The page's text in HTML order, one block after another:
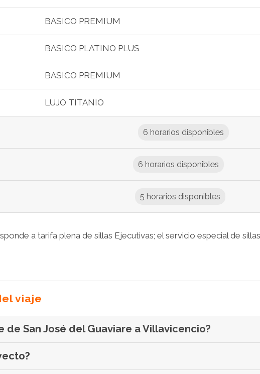
BASICO PREMIUM
BASICO PLATINO PLUS
BASICO PREMIUM
LUJO TITANIO
6 horarios disponibles
6 horarios disponibles
5 horarios disponibles
a tarifa plena de sillas Ejecutivas; el servicio especial de
viaje
de San José del Guaviare a Villavicencio?